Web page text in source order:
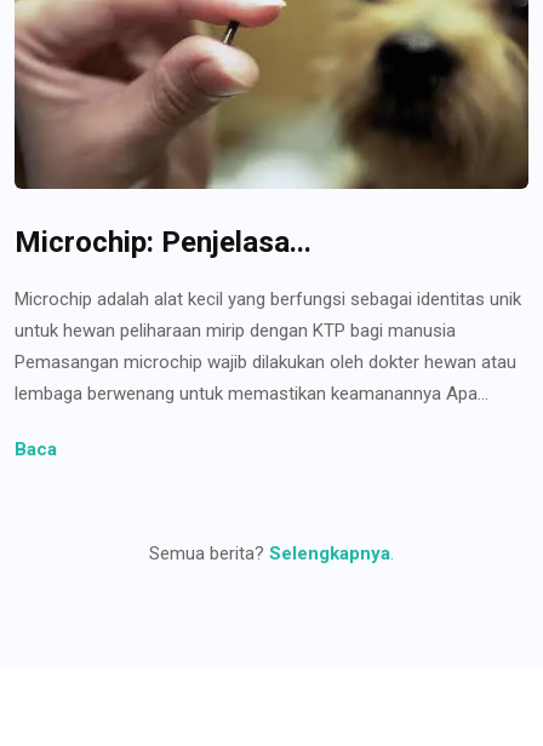
Microchip: Penjelasa...
Microchip adalah alat kecil yang berfungsi sebagai identitas unik
untuk hewan peliharaan mirip dengan KTP bagi manusia
Pemasangan microchip wajib dilakukan oleh dokter hewan atau
lembaga berwenang untuk memastikan keamanannya Apa...
Baca
Semua berita? Selengkapnya.